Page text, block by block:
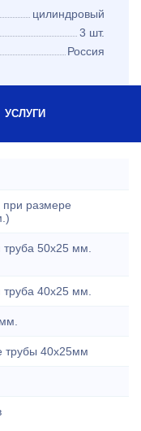
цилиндровый
3 шт.
Россия
УСЛУГИ
размере
50х25 мм.
40х25 мм.
40х25мм